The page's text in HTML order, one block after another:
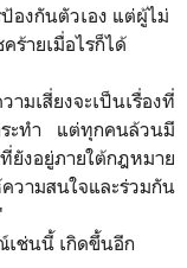
องกันตัวเอง แต่ผู้ไม่
ร้ายเมื่อไรก็ได้
มเสี่ยงจะเป็นเรื่องที่
ะทำ แต่ทุกคนล้วนมี
ยังอยู่ภายใต้กฎหมาย
ามสนใจและร่วมกัน
เช่นนี้ เกิดขึ้นอีก